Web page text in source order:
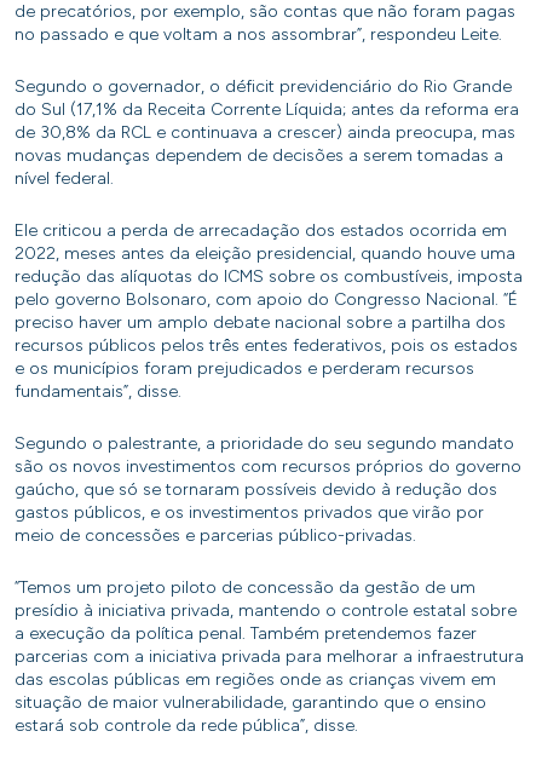
de precatórios, por exemplo, são contas que não foram pagas
no passado e que voltam a nos assombrar”, respondeu Leite.
Segundo o governador, o déficit previdenciário do Rio Grande
do Sul (17,1% da Receita Corrente Líquida; antes da reforma era
de 30,8% da RCL e continuava a crescer) ainda preocupa, mas
novas mudanças dependem de decisões a serem tomadas a
nível federal.
Ele criticou a perda de arrecadação dos estados ocorrida em
2022, meses antes da eleição presidencial, quando houve uma
redução das alíquotas do ICMS sobre os combustíveis, imposta
pelo governo Bolsonaro, com apoio do Congresso Nacional. “É
preciso haver um amplo debate nacional sobre a partilha dos
recursos públicos pelos três entes federativos, pois os estados
e os municípios foram prejudicados e perderam recursos
fundamentais”, disse.
Segundo o palestrante, a prioridade do seu segundo mandato
são os novos investimentos com recursos próprios do governo
gaúcho, que só se tornaram possíveis devido à redução dos
gastos públicos, e os investimentos privados que virão por
meio de concessões e parcerias público-privadas.
“Temos um projeto piloto de concessão da gestão de um
presídio à iniciativa privada, mantendo o controle estatal sobre
a execução da política penal. Também pretendemos fazer
parcerias com a iniciativa privada para melhorar a infraestrutura
das escolas públicas em regiões onde as crianças vivem em
situação de maior vulnerabilidade, garantindo que o ensino
estará sob controle da rede pública”, disse.